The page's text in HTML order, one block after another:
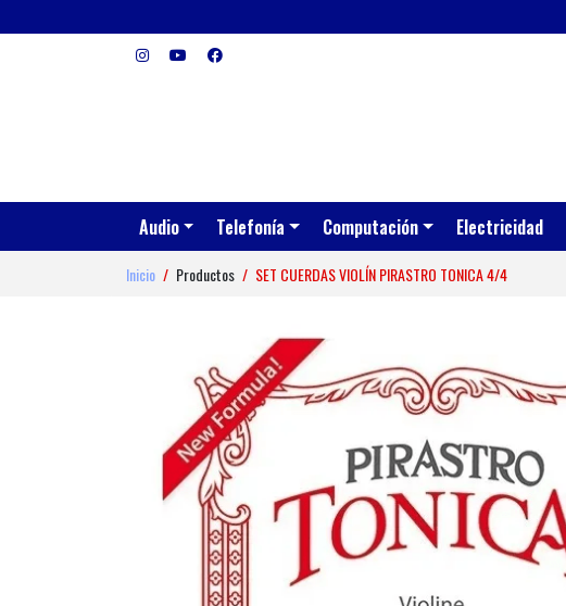
Audio Telefonía Computación Electricidad
Inicio Productos SET CUERDAS VIOLÍN PIRASTRO TONICA 4/4